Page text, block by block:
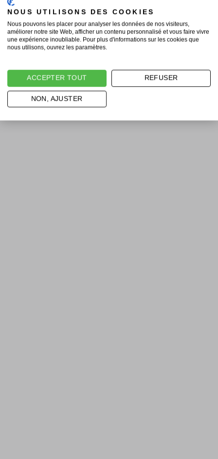
NOUS UTILISONS DES COOKIES
Nous pouvons les placer pour analyser les données de nos visiteurs,
améliorer notre site Web, afficher un contenu personnalisé et vous faire vivre
une expérience inoubliable. Pour plus d'informations sur les cookies que
nous utilisons, ouvrez les paramètres.
ACCEPTER TOUT REFUSER
NON, AJUSTER